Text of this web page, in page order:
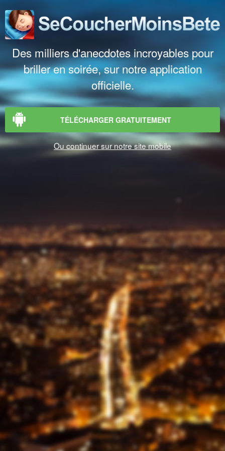
Des milliers d'anecdotes incroyables pour
briller en soirée, sur notre application
officielle.
TÉLÉCHARGER GRATUITEMENT
Ou continuer sur notre site mobile